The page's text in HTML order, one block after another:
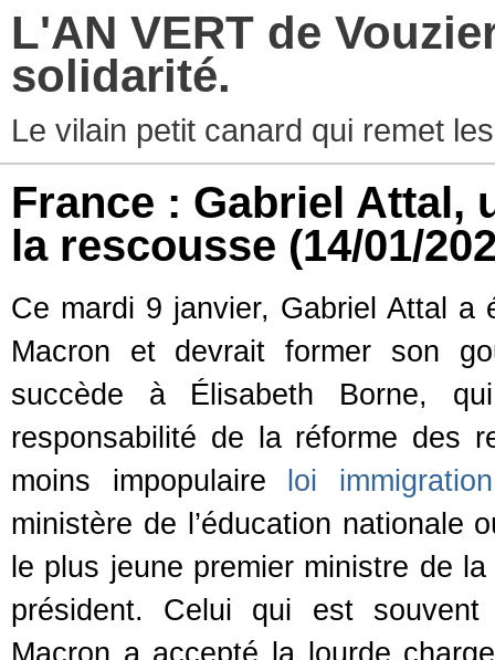
L'AN VERT de
solidarité.
Le vilain petit canard qui remet
France : Gabriel Attal,
la rescousse (14/01/
Ce mardi 9 janvier, Gabriel Attal a
Macron et devrait former son
succède à Élisabeth Borne,
responsabilité de la réforme des
moins impopulaire
loi immigration
ministère de l’éducation nationale
le plus jeune premier ministre de
président. Celui qui est souvent
Macron a accepté la lourde